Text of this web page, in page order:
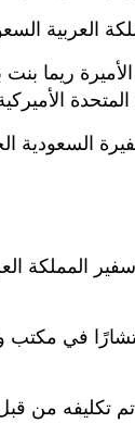
ريما
السعودية
المملكة
في مكتب
تكليفه من